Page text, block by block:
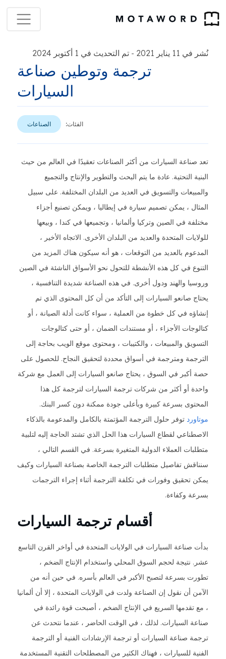
نُشر في 11 يناير 2021 - تم التحديث في 1 أكتوبر 2024
ترجمة وتوطين صناعة
السيارات
الفئات: الصناعات
تعد صناعة السيارات من أكثر الصناعات تعقيدًا في العالم من حيث
البنية التحتية. عادة ما يتم البحث والتطوير والإنتاج والتجميع
والمبيعات والتسويق في العديد من البلدان المختلفة. على سبيل
المثال ، يمكن تصميم سيارة في إيطاليا ، ويمكن تصنيع أجزاء
مختلفة في الصين وتركيا وألمانيا ، وتجميعها في كندا ، وبيعها
للولايات المتحدة والعديد من البلدان الأخرى. الاتجاه الأخير ،
المدعوم بالعديد من التوقعات ، هو أنه سيكون هناك المزيد من
التنوع في كل هذه الأنشطة للتحول نحو الأسواق الناشئة في الصين
وروسيا والهند ودول أخرى. في هذه الصناعة شديدة التنافسية ،
يحتاج صانعو السيارات إلى التأكد من أن كل المحتوى الذي تم
إنشاؤه في كل خطوة من العملية ، سواء كانت أدلة الصيانة ، أو
كتالوجات الأجزاء ، أو مستندات الضمان ، أو حتى كتالوجات
التسويق والمبيعات ، والكتيبات ، ومحتوى موقع الويب بحاجة إلى
الترجمة ومترجمة في أسواق محددة لتحقيق النجاح. للحصول على
حصة أكبر في السوق ، يحتاج صانعو السيارات إلى العمل مع شركة
واحدة أو أكثر من شركات ترجمة السيارات لترجمة كل هذا
المحتوى بسرعة كبيرة وبأعلى جودة ممكنة دون كسر البنك.
موتاوردتوفر حلول الترجمة المؤتمتة بالكامل والمدعومة بالذكاء
الاصطناعي لقطاع السيارات هذا الحل الذي تشتد الحاجة إليه لتلبية
متطلبات العملاء الدولية المتغيرة بسرعة. في القسم التالي ،
سنناقش تفاصيل متطلبات الترجمة الخاصة بصناعة السيارات وكيف
يمكن تحقيق وفورات في تكلفة الترجمة أثناء إجراء الترجمات
بسرعة وكفاءة.
أقسام ترجمة السيارات
بدأت صناعة السيارات في الولايات المتحدة في أواخر القرن التاسع
عشر. نتيجة لحجم السوق المحلي واستخدام الإنتاج الضخم ،
تطورت بسرعة لتصبح الأكبر في العالم بأسره. في حين أنه من
الآمن أن نقول إن الصناعة ولدت في الولايات المتحدة ، إلا أن ألمانيا
، مع تقدمها السريع في الإنتاج الضخم ، أصبحت قوة رائدة في
صناعة السيارات. لذلك ، في الوقت الحاضر ، عندما نتحدث عن
ترجمة صناعة السيارات أو ترجمة الإرشادات الفنية أو الترجمة
الفنية للسيارات ، فهناك الكثير من المصطلحات التقنية المستخدمة